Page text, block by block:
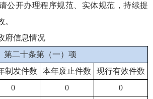
公开办理程序规范、实体规范，持续提
府信息情况
第二十条第（一）项
制发件数 本年废止件数
现行有效件数
0 0
0